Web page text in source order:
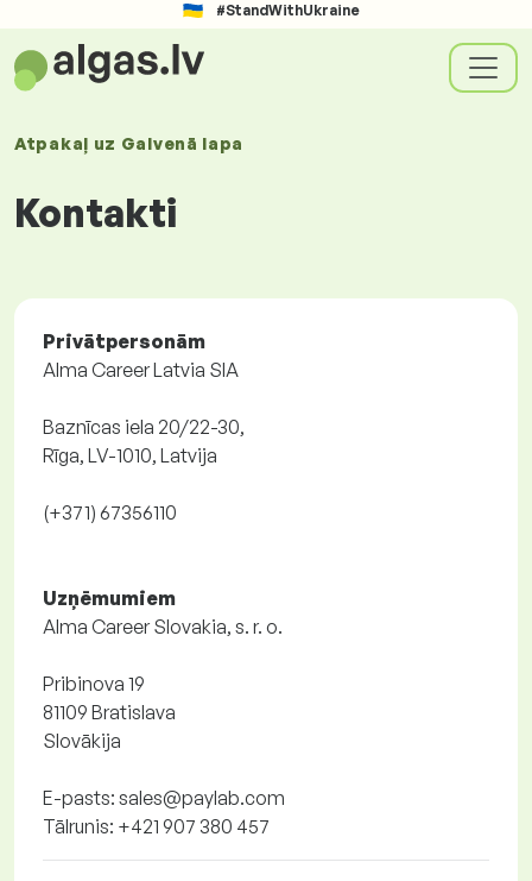
#StandWithUkraine
Atpakaļ uz Galvenā lapa
Kontakti
Privātpersonām
Alma Career Latvia SIA
Baznīcas iela 20/22-30,
Rīga, LV-1010, Latvija
(+371) 67356110
Uzņēmumiem
Alma Career Slovakia, s. r. o.
Pribinova 19
81109 Bratislava
Slovākija
E-pasts: sales@paylab.com
Tālrunis: +421 907 380 457